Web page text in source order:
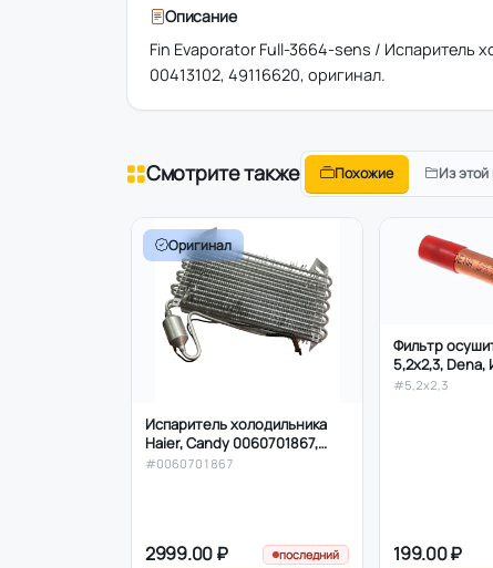
Описание
Fin Evaporator Full-3664-sens / Испаритель
00413102, 49116620, оригинал.
Смотрите также Похожие Из этой
Оригинал
Испаритель холодильника
Haier, Candy 0060701867,
0060826760
#0060701867
2999.00 ₽ последний
Фильтр
5,2х2,3, Dena,
#5,2х2,3
199.00 ₽